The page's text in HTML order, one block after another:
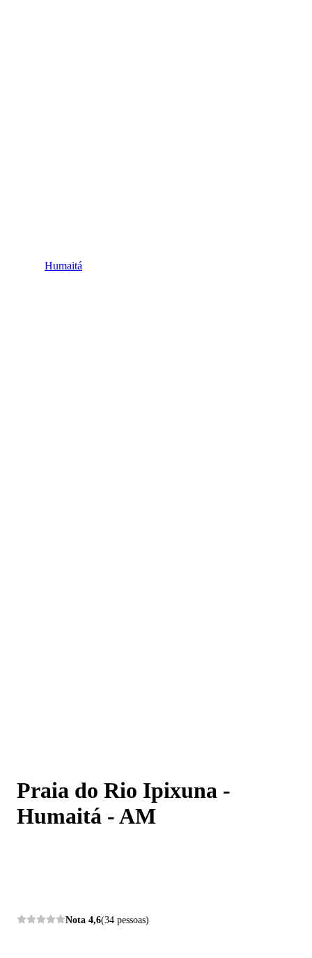
Humaitá
Praia do Rio Ipixuna -
Humaitá - AM
Nota 4,6(34 pessoas)